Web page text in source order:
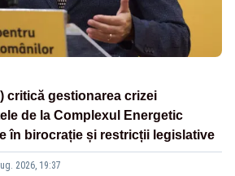
critică gestionarea crizei
de la Complexul Energetic
în birocrație și restricții legislative
2026, 19:37